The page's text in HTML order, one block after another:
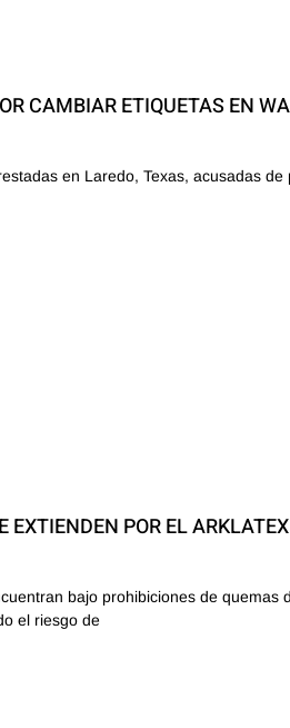
CAMBIAR ETIQUETAS EN
en Laredo, Texas, acusadas
EXTIENDEN POR EL ARKLATEX
bajo prohibiciones de quemas
el riesgo de